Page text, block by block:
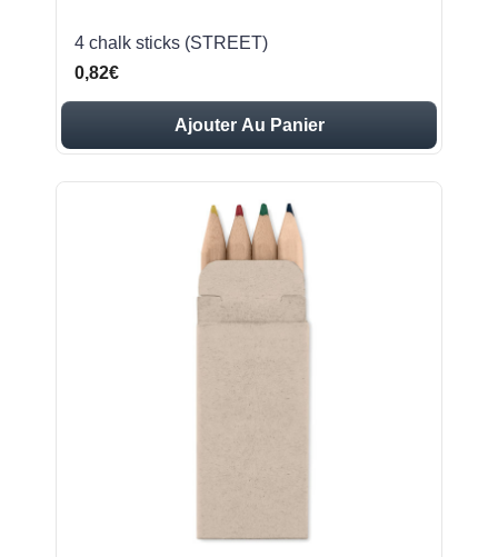
4 chalk sticks (STREET)
0,82€
Ajouter Au Panier